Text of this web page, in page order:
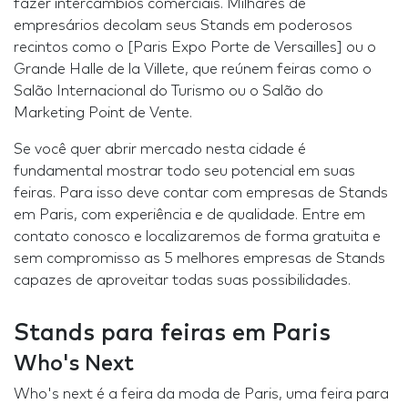
fazer intercâmbios comerciais. Milhares de
empresários decolam seus Stands em poderosos
recintos como o [Paris Expo Porte de Versailles] ou o
Grande Halle de la Villete, que reúnem feiras como o
Salão Internacional do Turismo ou o Salão do
Marketing Point de Vente.
Se você quer abrir mercado nesta cidade é
fundamental mostrar todo seu potencial em suas
feiras. Para isso deve contar com empresas de Stands
em Paris, com experiência e de qualidade. Entre em
contato conosco e localizaremos de forma gratuita e
sem compromisso as 5 melhores empresas de Stands
capazes de aproveitar todas suas possibilidades.
Stands para feiras em Paris
Who's Next
Who's next é a feira da moda de Paris, uma feira para